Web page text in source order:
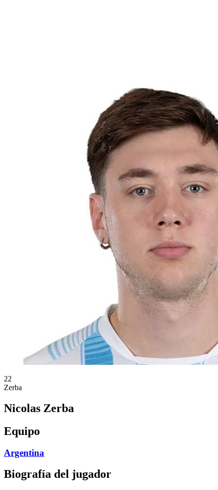
22
Zerba
Nicolas Zerba
Equipo
Argentina
Biografía del jugador